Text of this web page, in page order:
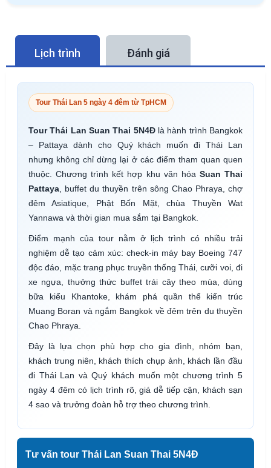
Lịch trình Đánh giá
Tour Thái Lan 5 ngày 4 đêm từ TpHCM
Tour Thái Lan Suan Thai 5N4Đlà hành trình Bangkok
– Pattaya dành cho Quý khách muốn đi Thái Lan
nhưng không chỉ dừng lại ở các điểm tham quan quen
thuộc. Chương trình kết hợp khu văn hóa Suan Thai
Pattaya , buffet du thuyền trên sông Chao Phraya, chợ
đêm Asiatique, Phật Bốn Mặt, chùa Thuyền Wat
Yannawa và thời gian mua sắm tại Bangkok.
Điểm mạnh của tour nằm ở lịch trình có nhiều trải
nghiệm dễ tạo cảm xúc: check-in máy bay Boeing 747
độc đáo, mặc trang phục truyền thống Thái, cưỡi voi, đi
xe ngựa, thưởng thức buffet trái cây theo mùa, dùng
bữa kiểu Khantoke, khám phá quần thể kiến trúc
Muang Boran và ngắm Bangkok về đêm trên du thuyền
Chao Phraya.
Đây là lựa chọn phù hợp cho gia đình, nhóm bạn,
khách trung niên, khách thích chụp ảnh, khách lần đầu
đi Thái Lan và Quý khách muốn một chương trình 5
ngày 4 đêm có lịch trình rõ, giá dễ tiếp cận, khách sạn
4 sao và trưởng đoàn hỗ trợ theo chương trình.
Tư vấn tour Thái Lan Suan Thai 5N4Đ